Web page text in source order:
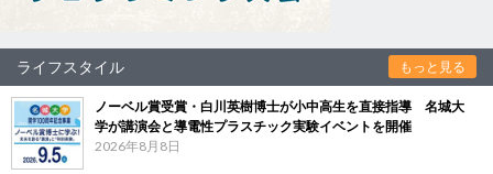
ライフスタイル もっと見る
ノーベル賞受賞・白川英樹博士が小中高生を直接指導 名城大
学が講演会と導電性プラスチック実験イベントを開催
2026年8月8日